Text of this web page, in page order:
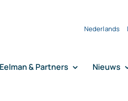
Nederlands
& Partners Nieuws